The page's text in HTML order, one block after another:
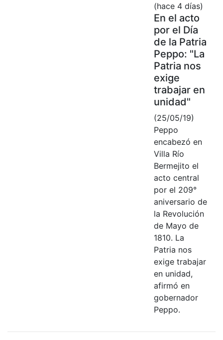
(hace 4 días)
En el acto
por el Día
de la Patria
Peppo: "La
Patria nos
exige
trabajar en
unidad"
(25/05/19)
Peppo
encabezó en
Villa Río
Bermejito el
acto central
por el 209°
aniversario de
la Revolución
de Mayo de
1810. La
Patria nos
exige trabajar
en unidad,
afirmó en
gobernador
Peppo.